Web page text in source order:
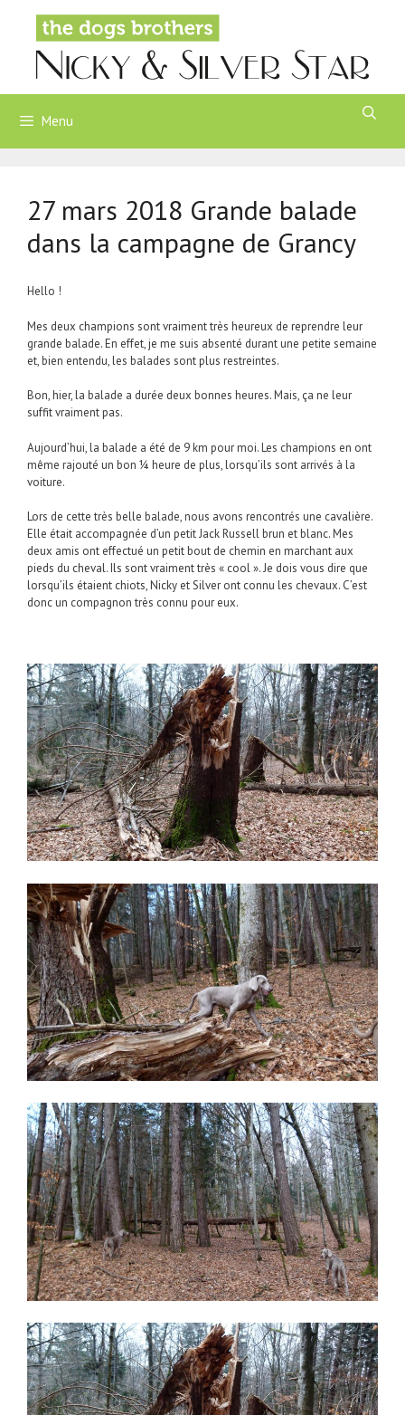
contenu
Menu
27 mars 2018 Grande balade
dans la campagne de Grancy
Hello !
Mes deux champions sont vraiment très heureux de reprendre leur
grande balade. En effet, je me suis absenté durant une petite semaine
et, bien entendu, les balades sont plus restreintes.
Bon, hier, la balade a durée deux bonnes heures. Mais, ça ne leur
suffit vraiment pas.
Aujourd’hui, la balade a été de 9 km pour moi. Les champions en ont
même rajouté un bon ¼ heure de plus, lorsqu’ils sont arrivés à la
voiture.
Lors de cette très belle balade, nous avons rencontrés une cavalière.
Elle était accompagnée d’un petit Jack Russell brun et blanc. Mes
deux amis ont effectué un petit bout de chemin en marchant aux
pieds du cheval. Ils sont vraiment très « cool ». Je dois vous dire que
lorsqu’ils étaient chiots, Nicky et Silver ont connu les chevaux. C’est
donc un compagnon très connu pour eux.